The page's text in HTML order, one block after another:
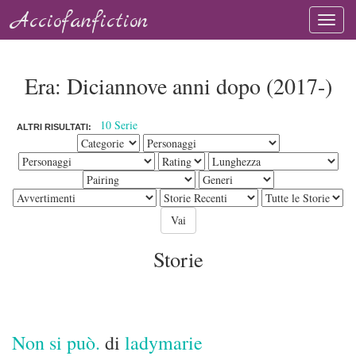
Acciofanfiction
Era: Diciannove anni dopo (2017-)
ALTRI RISULTATI: 10 Serie
Storie
Non si può. di ladymarie